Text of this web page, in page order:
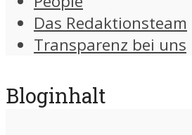
Das Redaktionsteam
Transparenz bei uns
Bloginhalt